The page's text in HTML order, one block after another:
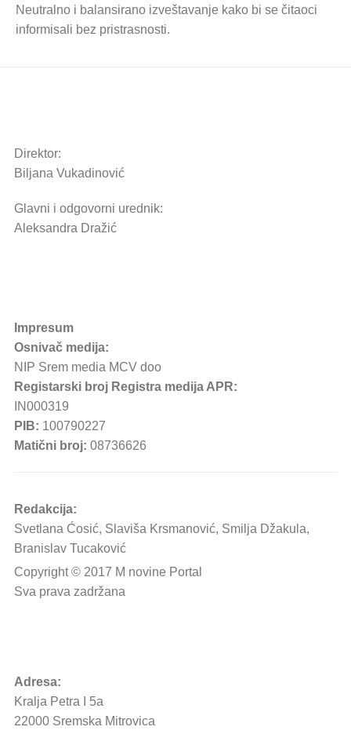
Neutralno i balansirano izveštavanje kako bi se čitaoci
informisali bez pristrasnosti.
Direktor:
Biljana Vukadinović
Glavni i odgovorni urednik:
Aleksandra Dražić
Impresum
Osnivač medija:
NIP Srem media MCV doo
Registarski broj Registra medija APR:
IN000319
PIB: 100790227
Matični broj: 08736626
Redakcija:
Svetlana Ćosić, Slaviša Krsmanović, Smilja Džakula,
Branislav Tucaković
Copyright © 2017 M novine Portal
Sva prava zadržana
Adresa:
Kralja Petra I 5a
22000 Sremska Mitrovica